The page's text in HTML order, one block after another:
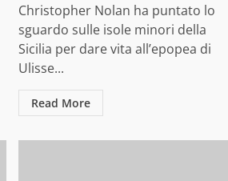
Christopher Nolan ha puntato lo
sguardo sulle isole minori della
Sicilia per dare vita all’epopea di
Ulisse...
Read More